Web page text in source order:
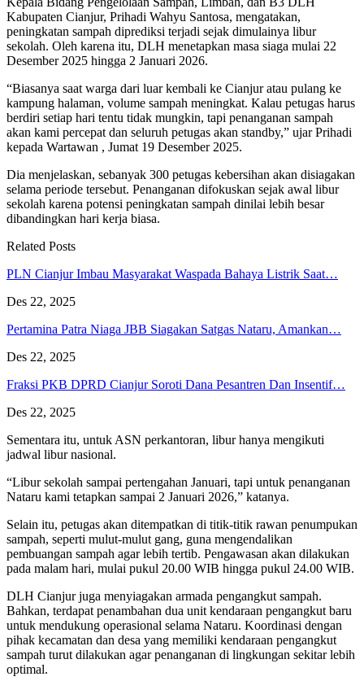
Kabupaten Cianjur, Prihadi Wahyu Santosa, mengatakan,
peningkatan sampah diprediksi terjadi sejak dimulainya libur
sekolah. Oleh karena itu, DLH menetapkan masa siaga mulai 22
Desember 2025 hingga 2 Januari 2026.
“Biasanya saat warga dari luar kembali ke Cianjur atau pulang ke
kampung halaman, volume sampah meningkat. Kalau petugas harus
berdiri setiap hari tentu tidak mungkin, tapi penanganan sampah
akan kami percepat dan seluruh petugas akan standby,” ujar Prihadi
kepada Wartawan , Jumat 19 Desember 2025.
Dia menjelaskan, sebanyak 300 petugas kebersihan akan disiagakan
selama periode tersebut. Penanganan difokuskan sejak awal libur
sekolah karena potensi peningkatan sampah dinilai lebih besar
dibandingkan hari kerja biasa.
Related Posts
PLN Cianjur Imbau Masyarakat Waspada Bahaya Listrik Saat…
Des 22, 2025
Pertamina Patra Niaga JBB Siagakan Satgas Nataru, Amankan…
Des 22, 2025
Fraksi PKB DPRD Cianjur Soroti Dana Pesantren Dan Insentif…
Des 22, 2025
Sementara itu, untuk ASN perkantoran, libur hanya mengikuti
jadwal libur nasional.
“Libur sekolah sampai pertengahan Januari, tapi untuk penanganan
Nataru kami tetapkan sampai 2 Januari 2026,” katanya.
Selain itu, petugas akan ditempatkan di titik-titik rawan penumpukan
sampah, seperti mulut-mulut gang, guna mengendalikan
pembuangan sampah agar lebih tertib. Pengawasan akan dilakukan
pada malam hari, mulai pukul 20.00 WIB hingga pukul 24.00 WIB.
DLH Cianjur juga menyiagakan armada pengangkut sampah.
Bahkan, terdapat penambahan dua unit kendaraan pengangkut baru
untuk mendukung operasional selama Nataru. Koordinasi dengan
pihak kecamatan dan desa yang memiliki kendaraan pengangkut
sampah turut dilakukan agar penanganan di lingkungan sekitar lebih
optimal.